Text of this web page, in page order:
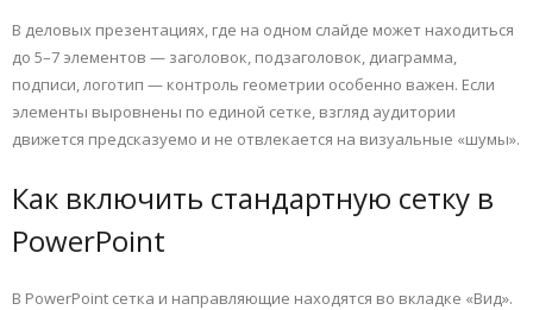
В деловых презентациях, где на одном слайде может находиться
до 5–7 элементов — заголовок, подзаголовок, диаграмма,
подписи, логотип — контроль геометрии особенно важен. Если
элементы выровнены по единой сетке, взгляд аудитории
движется предсказуемо и не отвлекается на визуальные «шумы».
Как включить стандартную сетку в
PowerPoint
В PowerPoint сетка и направляющие находятся во вкладке «Вид».